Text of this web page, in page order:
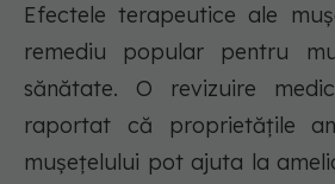
Efectele terapeutice ale
remediu popular pentru
sănătate. O revizuire
raportat că proprietățile
mușețelului pot ajuta la